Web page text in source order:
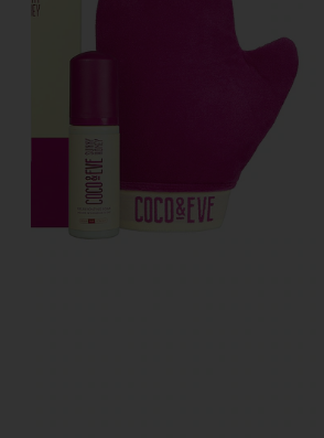
viagem com autobronzeador Sunny